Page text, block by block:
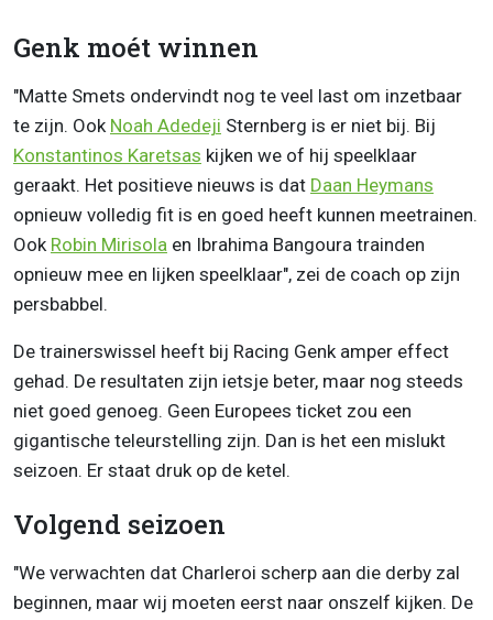
Genk moét winnen
"Matte Smets ondervindt nog te veel last om inzetbaar
te zijn. Ook Noah Adedeji Sternberg is er niet bij. Bij
Konstantinos Karetsas kijken we of hij speelklaar
geraakt. Het positieve nieuws is dat Daan Heymans
opnieuw volledig fit is en goed heeft kunnen meetrainen.
Ook Robin Mirisola en Ibrahima Bangoura trainden
opnieuw mee en lijken speelklaar", zei de coach op zijn
persbabbel.
De trainerswissel heeft bij Racing Genk amper effect
gehad. De resultaten zijn ietsje beter, maar nog steeds
niet goed genoeg. Geen Europees ticket zou een
gigantische teleurstelling zijn. Dan is het een mislukt
seizoen. Er staat druk op de ketel.
Volgend seizoen
"We verwachten dat Charleroi scherp aan die derby zal
beginnen, maar wij moeten eerst naar onszelf kijken. De